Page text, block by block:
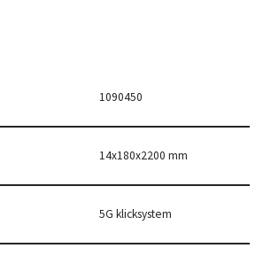
1090450
14x180x2200 mm
5G klicksystem